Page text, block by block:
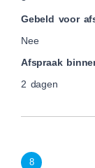
Gebeld voor
Nee
Afspraak
2 dagen
8